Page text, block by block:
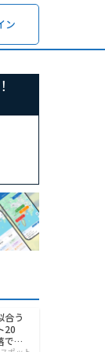
ン
合う
20
でワ